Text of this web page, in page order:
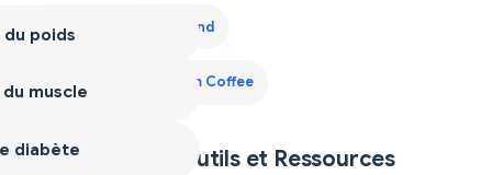
Adaptogen Coffee Blend
Adaptogen Mushroom Coffee
Explore Plus d'Outils et Ressources
poids
muscle
diabète